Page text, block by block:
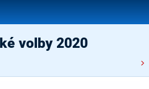
volby 2020